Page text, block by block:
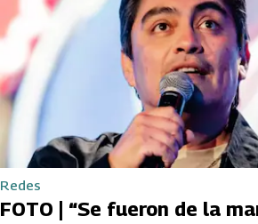
Redes
FOTO | “Se fueron de la